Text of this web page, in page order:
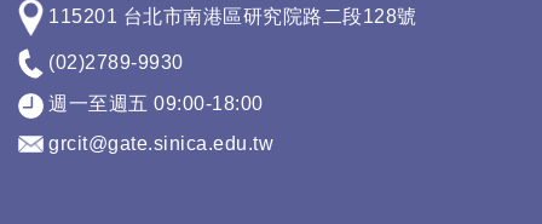
115201 台北市南港區研究院路二段128號
(02)2789-9930
週一至週五 09:00-18:00
grcit@gate.sinica.edu.tw